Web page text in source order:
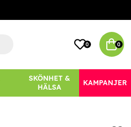
0 0
SKÖNHET &
HÄLSA
KAMPANJER